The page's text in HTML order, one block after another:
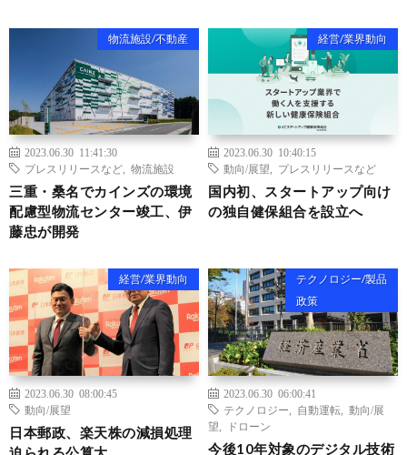
物流施設/不動産
2023.06.30 11:41:30
プレスリリースなど
物流施設
三重・桑名でカインズの環境
配慮型物流センター竣工、伊
藤忠が開発
経営/業界動向
2023.06.30 10:40:15
動向/展望
プレスリリースなど
国内初、スタートアップ向け
の独自健保組合を設立へ
経営/業界動向
2023.06.30 08:00:45
動向/展望
日本郵政、楽天株の減損処理
テクノロジー/製品
政策
2023.06.30 06:00:41
テクノロジー
自動運転
動向/展
望
ドローン
今後10年対象のデジタル技術